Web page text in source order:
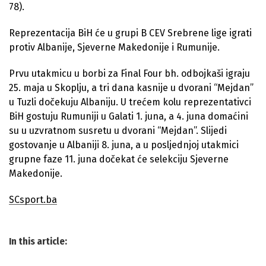
78).
Reprezentacija BiH će u grupi B CEV Srebrene lige igrati
protiv Albanije, Sjeverne Makedonije i Rumunije.
Prvu utakmicu u borbi za Final Four bh. odbojkaši igraju
25. maja u Skoplju, a tri dana kasnije u dvorani “Mejdan”
u Tuzli dočekuju Albaniju. U trećem kolu reprezentativci
BiH gostuju Rumuniji u Galati 1. juna, a 4. juna domaćini
su u uzvratnom susretu u dvorani “Mejdan”. Slijedi
gostovanje u Albaniji 8. juna, a u posljednjoj utakmici
grupne faze 11. juna dočekat će selekciju Sjeverne
Makedonije.
SCsport.ba
In this article: